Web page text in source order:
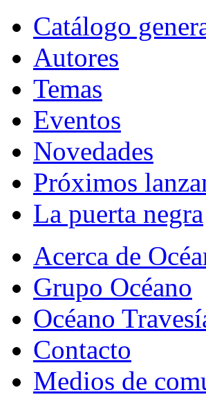
Catálogo
Autores
Temas
Eventos
Novedades
Próximos
La puerta negra
Acerca de
Grupo Océano
Océano
Contacto
Medios de